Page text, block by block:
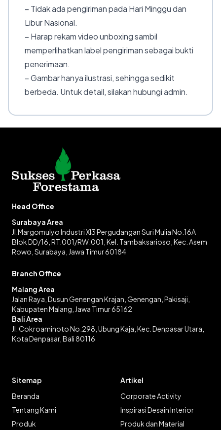
– Tidak ada pengiriman pada Hari Minggu dan
Libur Nasional.
– Harap rekam video unboxing sambil
memperlihatkan label pengiriman sebagai bukti
penerimaan.
– Gambar hanya ilustrasi, sehingga sedikit
berbeda. Untuk detail, silakan hubungi admin.
Head Office
Surabaya Area
Jl.Margomulyo Industri XI3 Pergudangan Suri Mulia No.16A
Blok DD/16, RT.001/RW.001, Kel. Tambaksarioso, Kec. Asem
Rowo, Surabaya, Jawa Timur 60184
Branch Office
Malang Area
Jalan Raya, Dusun Genengan Krajan, Genengan, Pakisaji,
Kabupaten Malang, Jawa Timur 65162
Bali Area
Jl. Cokroaminoto No.298, Ubung Kaja, Kec. Denpasar Utara,
Kota Denpasar, Bali 80116
Sitemap
Beranda
Tentang Kami
Produk
Artikel
Corporate Activity
Inspirasi Desain Interior
Produk dan Material